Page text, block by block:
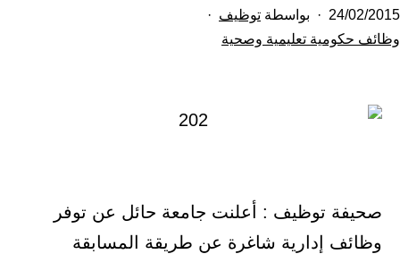
تم
النشر
24/02/2015 بواسطة توظيف
مصنف
وظائف حكومية تعليمية وصحية
صحيفة توظيف : أعلنت جامعة حائل عن توفر
وظائف إدارية شاغرة عن طريقة المسابقة